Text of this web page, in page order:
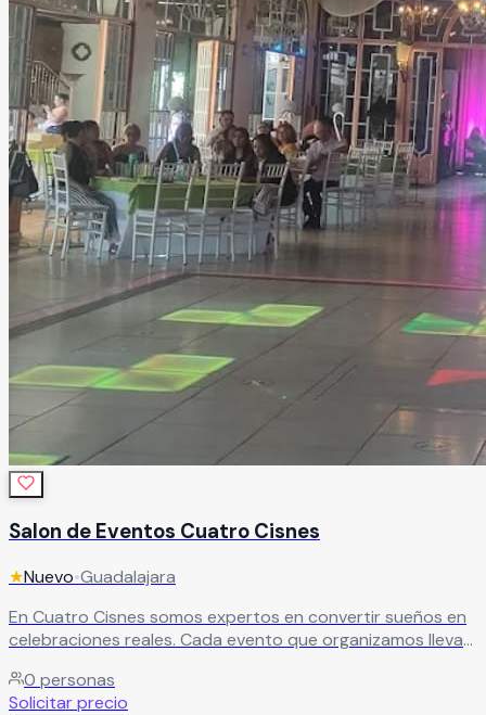
Salon de Eventos Cuatro Cisnes
★Nuevo•Guadalajara
En Cuatro Cisnes somos expertos en convertir sueños en
celebraciones reales. Cada evento que organizamos lleva
detalle sea exactamente como lo imaginaste.
0 personas
Solicitar precio